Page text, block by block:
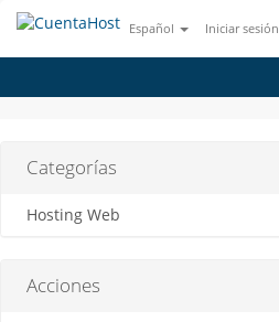
Español Iniciar sesión
Categorías
Hosting Web
Acciones